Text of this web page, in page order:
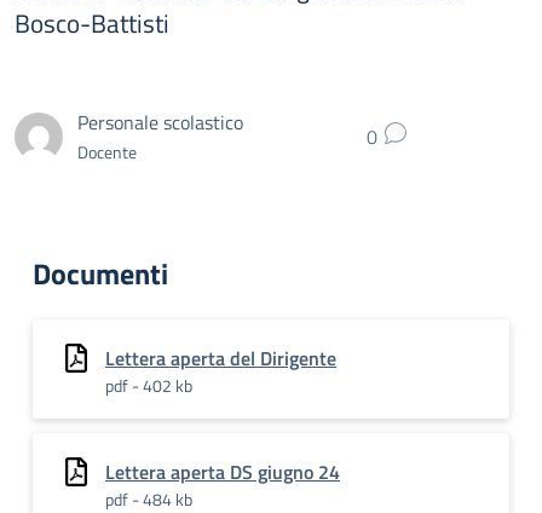
Bosco-Battisti
Personale scolastico
Docente 0
Documenti
Lettera aperta del Dirigente
pdf - 402 kb
Lettera aperta DS giugno 24
pdf - 484 kb